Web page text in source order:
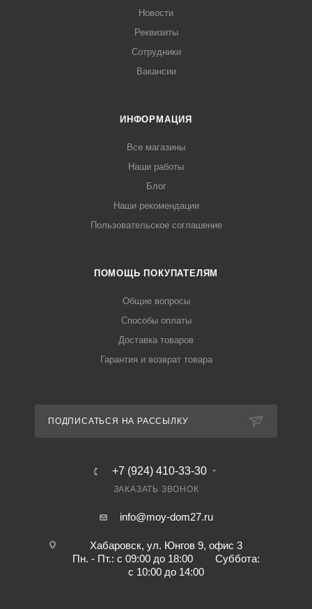
Новости
Реквизиты
Сотрудники
Вакансии
ИНФОРМАЦИЯ
Все магазины
Наши работы
Блог
Наши рекомендации
Пользовательское соглашение
ПОМОЩЬ ПОКУПАТЕЛЯМ
Общие вопросы
Способы оплаты
Доставка товаров
Гарантия и возврат товара
ПОДПИСАТЬСЯ НА РАССЫЛКУ
+7 (924) 410-33-30
ЗАКАЗАТЬ ЗВОНОК
info@moy-dom27.ru
Хабаровск, ул. Юнгов 9, офис 3
Пн. - Пт.: с 09:00 до 18:00 Суббота:
с 10:00 до 14:00